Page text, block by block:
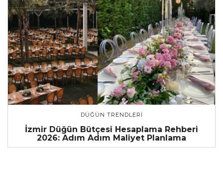
DÜĞÜN TRENDLERI
İzmir Düğün Bütçesi Hesaplama Rehberi
2026: Adım Adım Maliyet Planlama